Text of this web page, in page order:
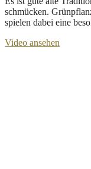
schmücken.
spielen dabei eine
Video ansehen